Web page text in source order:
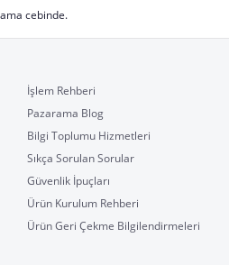
cebinde.
İşlem Rehberi
Pazarama Blog
Bilgi Toplumu Hizmetleri
Sıkça Sorulan Sorular
Güvenlik İpuçları
Ürün Kurulum Rehberi
Ürün Geri Çekme Bilgilendirmeleri